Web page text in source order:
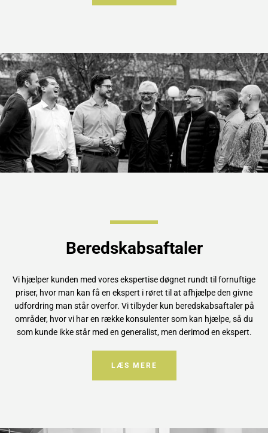
Beredskabsaftaler
Vi hjælper kunden med vores ekspertise døgnet rundt til fornuftige
priser, hvor man kan få en ekspert i røret til at afhjælpe den givne
udfordring man står overfor. Vi tilbyder kun beredskabsaftaler på
områder, hvor vi har en række konsulenter som kan hjælpe, så du
som kunde ikke står med en generalist, men derimod en ekspert.
LÆS MERE